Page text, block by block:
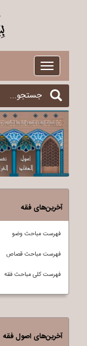
Toggle
navigation
آخرین‌های فقه
فهرست مباحث وضو
فهرست مباحث قصاص
فهرست کلی مباحث فقه
آخرین‌های اصول فقه